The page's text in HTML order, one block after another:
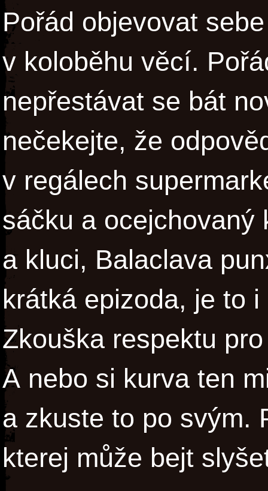
Pořád objevovat
v koloběhu věcí.
nepřestávat se bát
nečekejte, že
v regálech
sáčku a ocejchovaný
a kluci, Balaclava
krátká epizoda, je to
Zkouška respektu
A nebo si kurva ten
a zkuste to po svým.
kterej může bejt